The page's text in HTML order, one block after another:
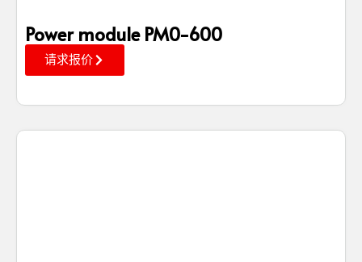
Power module PM0-600
请求报价